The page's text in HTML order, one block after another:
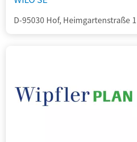
D-95030 Hof, Heimgartenstraße 1